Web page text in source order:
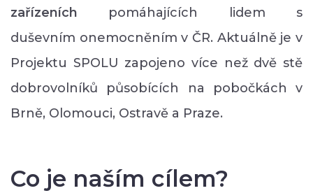
zařízeních pomáhajících lidem s
duševním onemocněním v ČR. Aktuálně je v
Projektu SPOLU zapojeno více než dvě stě
dobrovolníků působících na pobočkách v
Brně, Olomouci, Ostravě a Praze.
Co je naším cílem?